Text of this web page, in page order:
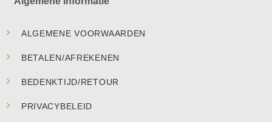
ALGEMENE VOORWAARDEN
BETALEN/AFREKENEN
BEDENKTIJD/RETOUR
PRIVACYBELEID